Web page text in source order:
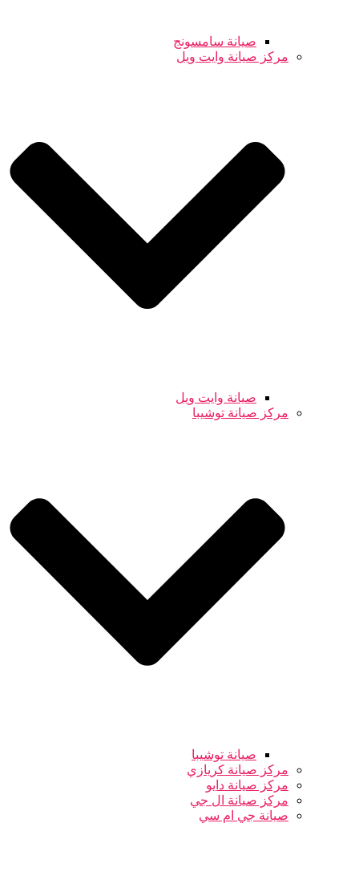
صيانة سامسونج
مركز صيانة وايت ويل
صيانة وايت ويل
مركز صيانة توشيبا
صيانة توشيبا
مركز صيانة كريازي
مركز صيانة دايو
مركز صيانة ال جي
صيانة جي ام سي